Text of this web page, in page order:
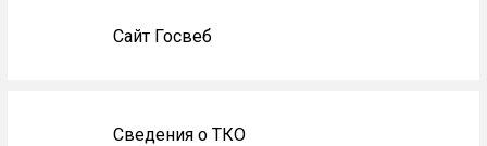
Сайт Госвеб
Сведения о ТКО